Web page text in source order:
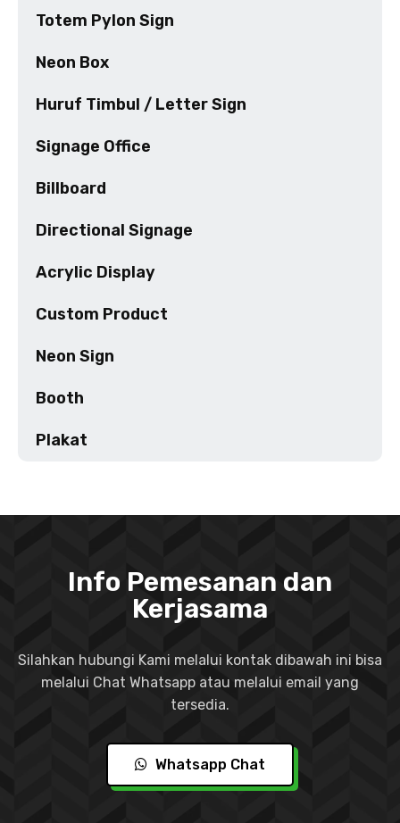
Totem Pylon Sign
Neon Box
Huruf Timbul / Letter Sign
Signage Office
Billboard
Directional Signage
Acrylic Display
Custom Product
Neon Sign
Booth
Plakat
Info Pemesanan dan
Kerjasama
Silahkan hubungi Kami melalui kontak dibawah ini bisa
melalui Chat Whatsapp atau melalui email yang
tersedia.
Whatsapp Chat